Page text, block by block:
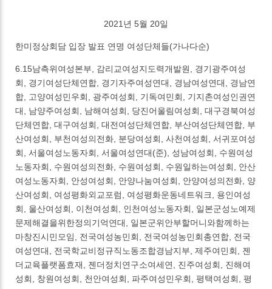
2021년 5월 20일
한미정상회담 입장 발표 연명 여성단체들(가나다순)
6.15남측위여성본부, 감리교여성지도력개발원, 경기광주여성
회, 경기여성단체연합, 경기자주여성연대, 경남여성연대, 경남연
합, 고양여성민우회, 광주여성회, 기독여민회, 기지촌여성인권연
대, 남양주여성회, 남해여성회, 당진어울림여성회, 대구경북여성
단체연합, 대구여성회, 대전여성단체연합, 부산여성단체연합, 부
산여성회, 부천여성의전화, 분당여성회, 사천여성회, 서귀포여성
회, 서울여성노동자회, 서울여성연대(준), 성남여성회, 수원여성
노동자회, 수원여성의전화, 수원여성회, 수원일하는여성회, 안산
여성노동자회, 안성여성회, 안양나눔여성회, 안양여성의전화, 양
산여성회, 여성평화외교포럼, 여성평화운동네트워크, 용인여성
회, 울산여성회, 이천여성회, 인천여성노동자회, 일본군성노예제
문제해결을위한정의기억연대, 일본군위안부할머니와함께하는
마창진시민모임, 전국여성농민회, 전국여성농민회총연합, 전국
여성연대, 전국학교비정규직노동조합경남지부, 제주여민회, 젠
더교육플랫폼효재, 젠더정치연구소여세연, 진주여성회, 진해여
성회, 창원여성회, 천안여성회, 파주여성민우회, 평택여성회, 평